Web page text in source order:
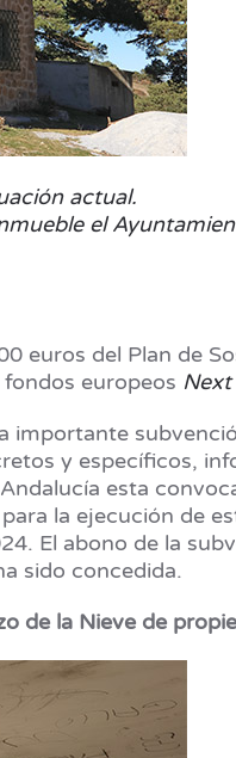
actual.
el
euros del Plan de
europeos
importante
y específicos,
esta
la ejecución de
El abono de la
sido concedida.
de la Nieve de